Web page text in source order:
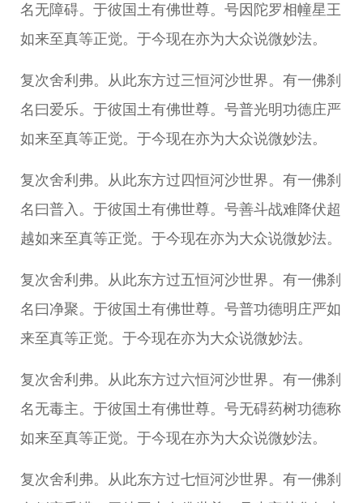
名无障碍。于彼国土有佛世尊。号因陀罗相幢星王
如来至真等正觉。于今现在亦为大众说微妙法。
复次舍利弗。从此东方过三恒河沙世界。有一佛刹
名曰爱乐。于彼国土有佛世尊。号普光明功德庄严
如来至真等正觉。于今现在亦为大众说微妙法。
复次舍利弗。从此东方过四恒河沙世界。有一佛刹
名曰普入。于彼国土有佛世尊。号善斗战难降伏超
越如来至真等正觉。于今现在亦为大众说微妙法。
复次舍利弗。从此东方过五恒河沙世界。有一佛刹
名曰净聚。于彼国土有佛世尊。号普功德明庄严如
来至真等正觉。于今现在亦为大众说微妙法。
复次舍利弗。从此东方过六恒河沙世界。有一佛刹
名无毒主。于彼国土有佛世尊。号无碍药树功德称
如来至真等正觉。于今现在亦为大众说微妙法。
复次舍利弗。从此东方过七恒河沙世界。有一佛刹